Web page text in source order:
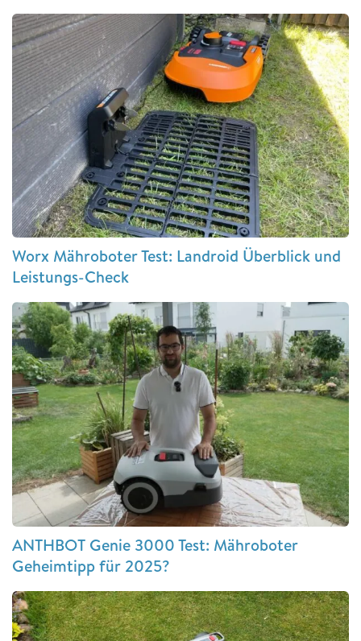
Worx Mähroboter Test: Landroid Überblick und
Leistungs-Check
ANTHBOT Genie 3000 Test: Mähroboter
Geheimtipp für 2025?